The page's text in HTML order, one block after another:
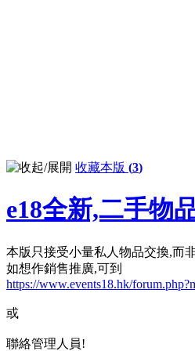
收藏本版 (3)
e18全新,二手物
本版只接受小量私人物品交換,而
如想作銷售推廣,可到
https://www.events18.hk/
或
聯絡管理人員!